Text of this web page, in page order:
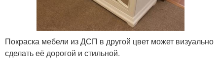
Покраска мебели из ДСП в другой цвет может визуально
сделать её дорогой и стильной.